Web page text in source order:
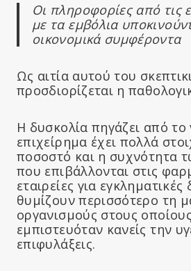
Οι πληροφορίες από τις
με τα εμβόλια
οικονομικά συμφέροντα
Ως αιτία αυτού του
προσδιορίζεται η
Η δυσκολία πηγάζει από το
επιχείρημα έχει πολλά
ποσοστό και η συχνότητα
που επιβάλλονται στις
εταιρείες για
θυμίζουν περισσότερο τη
οργανισμούς στους
εμπιστευόταν κανείς την
επιφυλάξεις.